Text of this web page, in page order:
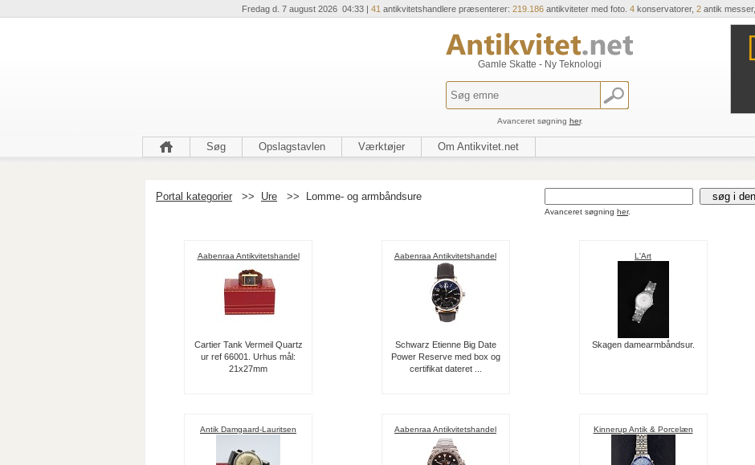
Fredag d. 7 august 2026 04:33 | 41 antikvitetshandlere præsenterer: 219.186antikviteter med foto. 4konservatorer, 2antik messer,
Gamle Skatte - Ny Teknologi
Avanceret søgning her.
Søg Opslagstavlen Værktøjer Om Antikvitet.net
Portal kategorier >> Ure >> Lomme- og armbåndsure
Avanceret søgning her.
Aabenraa Antikvitetshandel
Cartier Tank Vermeil Quartz
ur ref 66001. Urhus mål:
21x27mm
Aabenraa Antikvitetshandel
Schwarz Etienne Big Date
Power Reserve med box og
certifikat dateret ...
L'Art
Skagen damearmbåndsur.
Antik Damgaard-Lauritsen Aabenraa Antikvitetshandel Kinnerup Antik & Porcelæn